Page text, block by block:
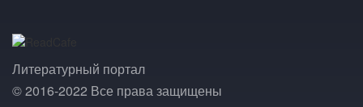
Литературный портал
© 2016-2022 Все права защищены